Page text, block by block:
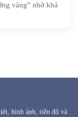
vàng” nhờ khả
hình ảnh, tiến độ và